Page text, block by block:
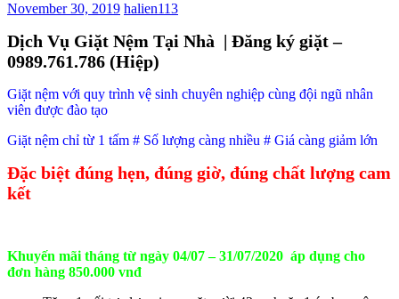
November 30, 2019 halien113
Dịch Vụ Giặt Nệm Tại Nhà | Đăng ký giặt –
0989.761.786 (Hiệp)
Giặt nệm với quy trình vệ sinh chuyên nghiệp cùng đội ngũ nhân
viên được đào tạo
Giặt nệm chỉ từ 1 tấm # Số lượng càng nhiều # Giá càng giảm lớn
Đặc biệt đúng hẹn, đúng giờ, đúng chất lượng cam
kết
Khuyến mãi tháng từ ngày 04/07 – 31/07/2020 áp dụng cho
đơn hàng 850.000 vnđ